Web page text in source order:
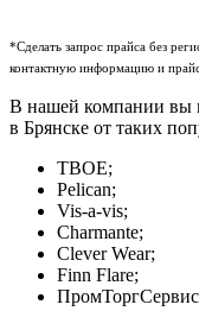
*Сделать запрос прайса без
контактную информацию и
В нашей компании вы
в Брянске от таких
ТВОЕ;
Pelican;
Vis-a-vis;
Charmante;
Clever Wear;
Finn Flare;